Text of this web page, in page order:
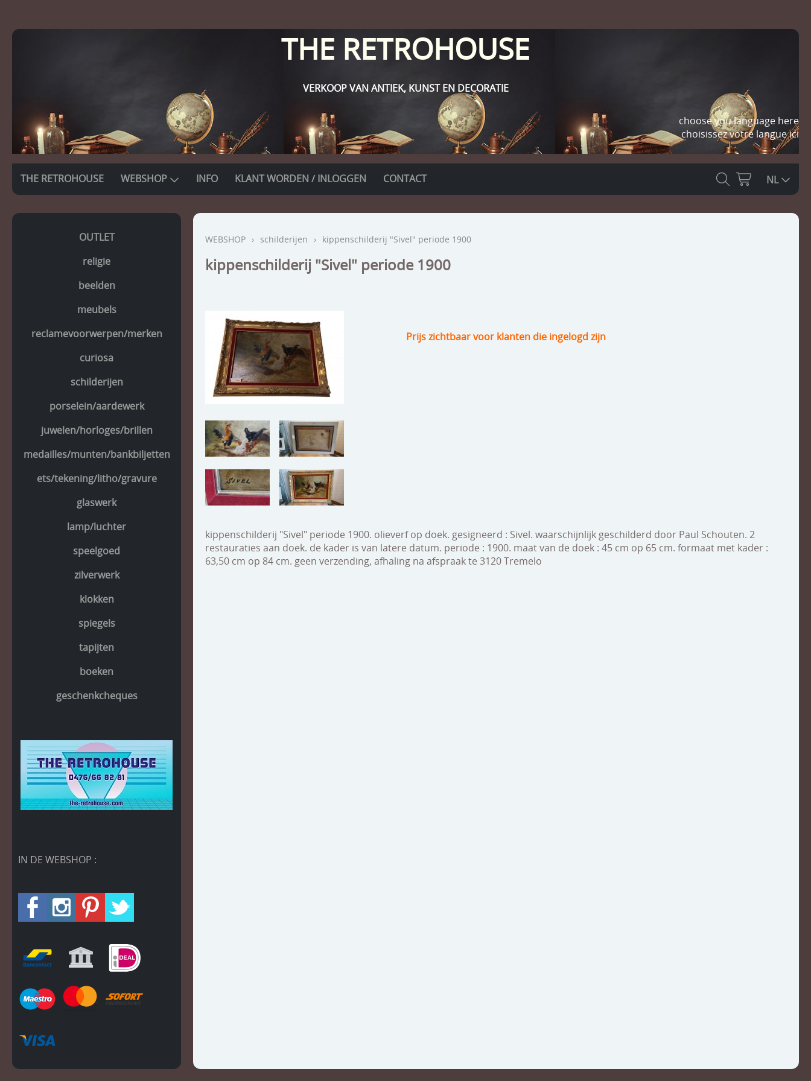
THE RETROHOUSE
VERKOOP VAN ANTIEK, KUNST EN DECORATIE
choose you language here
choisissez votre langue ici
THE RETROHOUSE WEBSHOP INFO KLANT WORDEN / INLOGGEN CONTACT NL
OUTLET
religie
beelden
meubels
reclamevoorwerpen/merken
curiosa
schilderijen
porselein/aardewerk
juwelen/horloges/brillen
medailles/munten/bankbiljetten
ets/tekening/litho/gravure
glaswerk
lamp/luchter
speelgoed
zilverwerk
klokken
spiegels
tapijten
boeken
geschenkcheques
IN DE WEBSHOP :
WEBSHOP › schilderijen › kippenschilderij "Sivel" periode 1900
kippenschilderij "Sivel" periode 1900
Prijs zichtbaar voor klanten die ingelogd zijn
kippenschilderij "Sivel" periode 1900. olieverf op doek. gesigneerd : Sivel. waarschijnlijk geschilderd door Paul Schouten. 2
restauraties aan doek. de kader is van latere datum. periode : 1900. maat van de doek : 45 cm op 65 cm. formaat met kader :
63,50 cm op 84 cm. geen verzending, afhaling na afspraak te 3120 Tremelo